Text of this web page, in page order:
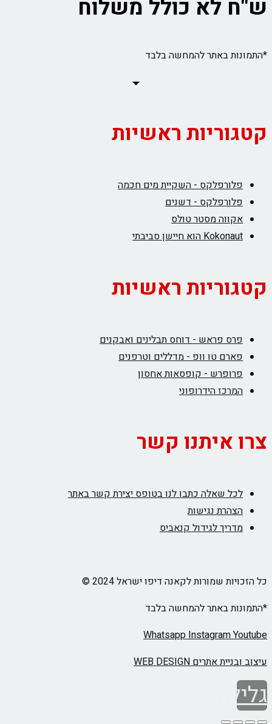
ש"ח לא כולל משלוח
*התמונות באתר להמחשה בלבד
קטגוריות ראשיות
פלורפלקס - השקיית מים חכמה
פלורפלקס - דשנים
אקווה מסטר טולס
Kokonaut הוא חיישן סביבתי
קטגוריות ראשיות
פרס פראש - דוחס תבלינים ואבקנים
פארם טו וופ - מדללים וטרפנים
פרופרש - קופסאות אחסון
המרכז הידרופוני
צרו איתנו קשר
לכל שאלה כתבו לנו בטופס יצירת קשר באתר
הצהרת נגישות
מדריך לגידול קנאביס
כל הזכויות שמורות לקאנה דיפו ישראל 2024 ©
*התמונות באתר להמחשה בלבד
WhatsappInstagramYoutube
עיצוב ובניית אתרים WEB DESIGN
גלילה